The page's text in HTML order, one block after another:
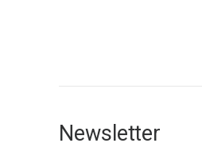
Newsletter